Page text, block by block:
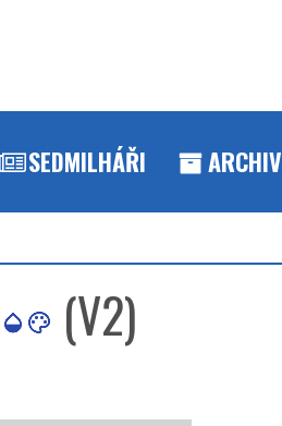
SEDMILHÁŘI ARCHIV
(V2)